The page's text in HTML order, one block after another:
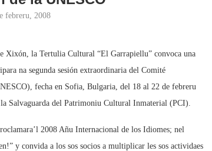
febreru, 2008
Xixón, la Tertulia Cultural “El Garrapiellu” convoca una
na segunda sesión extraordinaria del Comité
fecha en Sofia, Bulgaria, del 18 al 22 de febreru
Salvaguarda del Patrimoniu Cultural Inmaterial (PCI).
2008 Añu Internacional de los Idiomes; nel
y convida a los sos socios a multiplicar les sos actividaes